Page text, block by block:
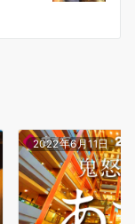
2022年6月11日